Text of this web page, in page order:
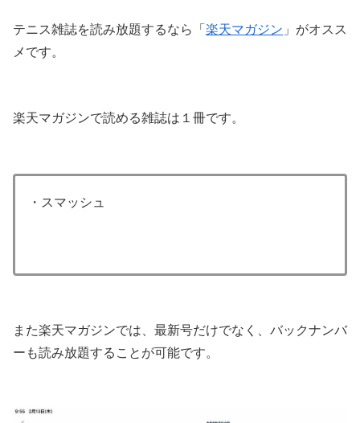
テニス雑誌を読み放題するなら「 楽天マガジン 」がオスス
メです。
楽天マガジンで読める雑誌は１冊です。
・スマッシュ
また楽天マガジンでは、最新号だけでなく、バックナンバ
ーも読み放題することが可能です。